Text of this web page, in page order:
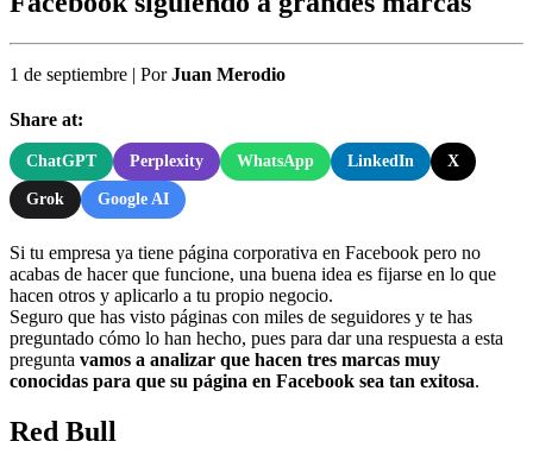
1 de septiembre | PorJuan Merodio
Share at:
ChatGPT Perplexity WhatsApp LinkedIn X
Grok Google AI
Si tu empresa ya tiene página corporativa en Facebook pero no
acabas de hacer que funcione, una buena idea es fijarse en lo que
hacen otros y aplicarlo a tu propio negocio.
Seguro que has visto páginas con miles de seguidores y te has
preguntado cómo lo han hecho, pues para dar una respuesta a esta
pregunta vamos a analizar que hacen tres marcas muy
conocidas para que su página en Facebook sea tan exitosa.
Red Bull